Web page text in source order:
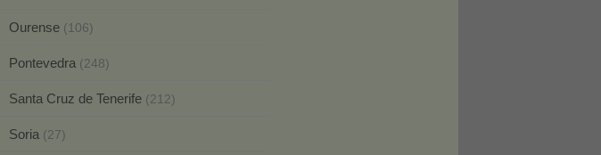
Ourense (106)
Pontevedra (248)
Santa Cruz de Tenerife (212)
Soria (27)